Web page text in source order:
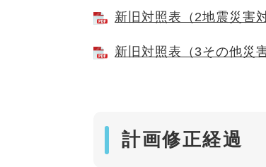
新旧対照表（2地震災害
新旧対照表（3その他災
計画修正経過